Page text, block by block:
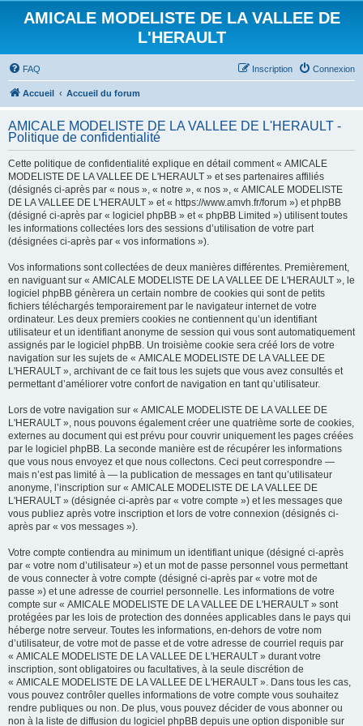
AMICALE MODELISTE DE LA VALLEE DE
L'HERAULT
FAQ Connexion
Inscription
Accueil Accueil du forum
AMICALE MODELISTE DE LA VALLEE DE L'HERAULT -
Politique de confidentialité
Cette politique de confidentialité explique en détail comment « AMICALE
MODELISTE DE LA VALLEE DE L'HERAULT » et ses partenaires affiliés
(désignés ci-après par « nous », « notre », « nos », « AMICALE MODELISTE
DE LA VALLEE DE L'HERAULT » et « https://www.amvh.fr/forum ») et phpBB
(désigné ci-après par « logiciel phpBB » et « phpBB Limited ») utilisent toutes
les informations collectées lors des sessions d’utilisation de votre part
(désignées ci-après par « vos informations »).
Vos informations sont collectées de deux manières différentes. Premièrement,
en naviguant sur « AMICALE MODELISTE DE LA VALLEE DE L'HERAULT », le
logiciel phpBB génèrera un certain nombre de cookies qui sont de petits
fichiers téléchargés temporairement par le navigateur internet de votre
ordinateur. Les deux premiers cookies ne contiennent qu’un identifiant
utilisateur et un identifiant anonyme de session qui vous sont automatiquement
assignés par le logiciel phpBB. Un troisième cookie sera créé lors de votre
navigation sur les sujets de « AMICALE MODELISTE DE LA VALLEE DE
L'HERAULT », archivant de ce fait tous les sujets que vous avez consultés et
permettant d’améliorer votre confort de navigation en tant qu’utilisateur.
Lors de votre navigation sur « AMICALE MODELISTE DE LA VALLEE DE
L'HERAULT », nous pouvons également créer une quatrième sorte de cookies,
externes au document qui est prévu pour couvrir uniquement les pages créées
par le logiciel phpBB. La seconde manière est de récupérer les informations
que vous nous envoyez et que nous collectons. Ceci peut correspondre —
mais n’est pas limité à — la publication de messages en tant qu’utilisateur
anonyme, l’inscription sur « AMICALE MODELISTE DE LA VALLEE DE
L'HERAULT » (désignée ci-après par « votre compte ») et les messages que
vous publiez après votre inscription et lors de votre connexion (désignés ci-
après par « vos messages »).
Votre compte contiendra au minimum un identifiant unique (désigné ci-après
par « votre nom d’utilisateur ») et un mot de passe personnel vous permettant
de vous connecter à votre compte (désigné ci-après par « votre mot de
passe ») et une adresse de courriel personnelle. Les informations de votre
compte sur « AMICALE MODELISTE DE LA VALLEE DE L'HERAULT » sont
protégées par les lois de protection des données applicables dans le pays qui
héberge notre serveur. Toutes les informations, en-dehors de votre nom
d’utilisateur, de votre mot de passe et de votre adresse de courriel requis par
« AMICALE MODELISTE DE LA VALLEE DE L'HERAULT » durant votre
inscription, sont obligatoires ou facultatives, à la seule discrétion de
« AMICALE MODELISTE DE LA VALLEE DE L'HERAULT ». Dans tous les cas,
vous pouvez contrôler quelles informations de votre compte vous souhaitez
rendre publiques ou non. De plus, vous pouvez décider de vous abonner ou
non à la liste de diffusion du logiciel phpBB depuis une option disponible sur